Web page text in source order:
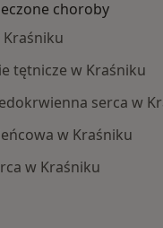
choroby
Kraśniku
tętnicze w Kraśniku
serca w
w Kraśniku
w Kraśniku